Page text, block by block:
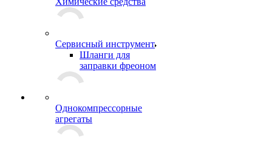
Сервисный инструмент
Шланги для
заправки фреоном
Однокомпрессорные
агрегаты